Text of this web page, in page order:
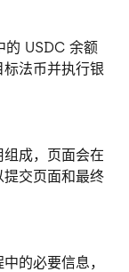
USDC 余额
法币并执行银
成，页面会在
交页面和最终
的必要信息，